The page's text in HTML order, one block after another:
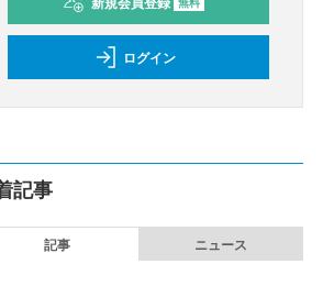
ログイン
記事
記事 ニュース